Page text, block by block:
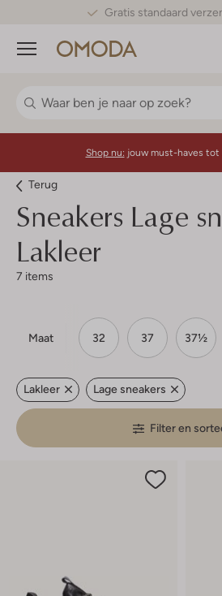
Gratis standaard
Menu
Shop nu: jouw must-haves tot
Terug
Sneakers Lage
Lakleer
7 items
Maat 32 37 37½
Lakleer Lage sneakers
Filter en